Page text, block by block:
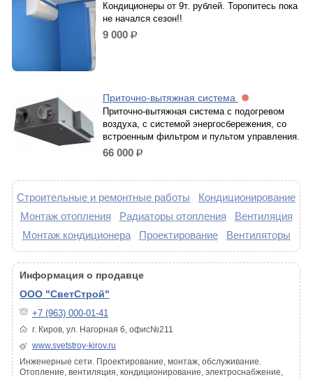
Кондиционеры от 9т. рублей. Торопитесь пока
не начался сезон!!
9 000 р.
Приточно-вытяжная система
Приточно-вытяжная система с подогревом
воздуха, с системой энергосбережения, со
встроенным фильтром и пультом управления.
66 000 р.
Строительные и ремонтные работы
Кондиционирование
Монтаж отопления
Радиаторы отопления
Вентиляция
Монтаж кондиционера
Проектирование Вентиляторы
Информация о продавце
ООО "СветСтрой"
+7 (963) 000-01-41
г. Киров, ул. Нагорная 6, офис№211
www.svetstroy-kirov.ru
Инженерные сети. Проектирование, монтаж, обслуживание.
Отопление, вентиляция, кондиционирование, электроснабжение,